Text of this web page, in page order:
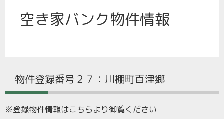
空き家バンク物件情報
物件登録番号２７：川棚町百津郷
※登録物件情報はこちらより御覧ください